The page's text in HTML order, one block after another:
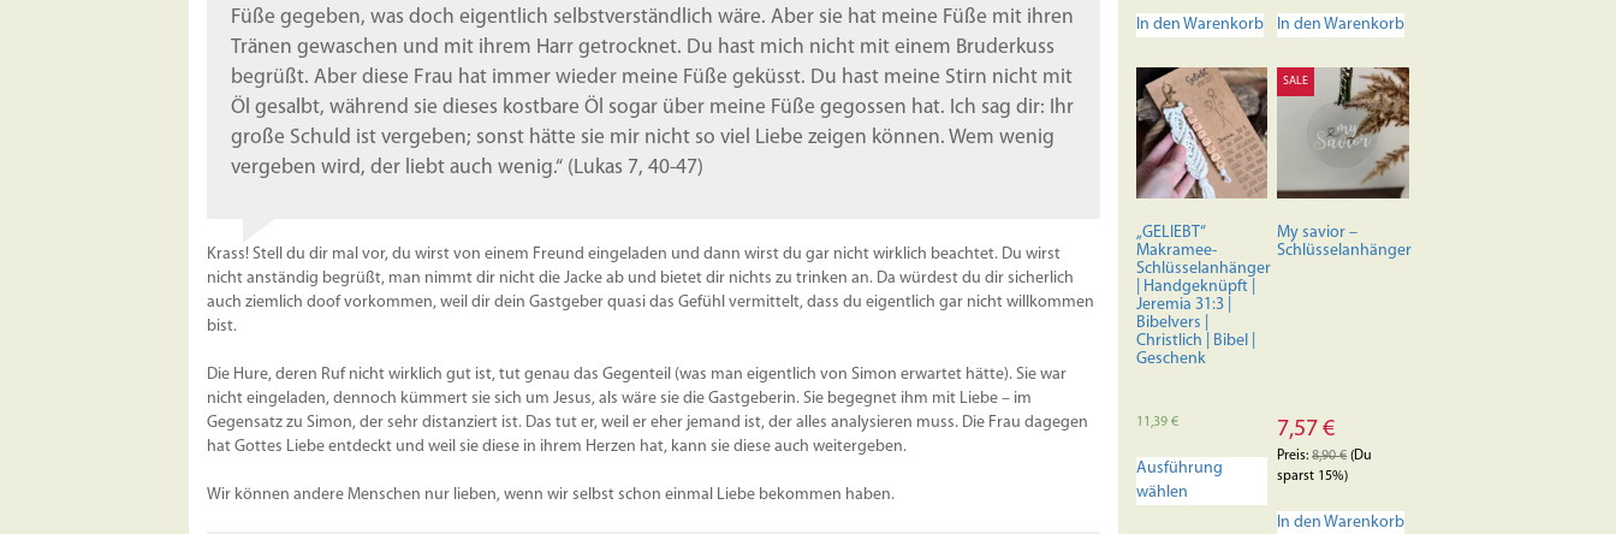
Füße gegeben, was doch eigentlich selbstverständlich wäre. Aber sie hat meine Füße mit ihren
Tränen gewaschen und mit ihrem Harr getrocknet. Du hast mich nicht mit einem Bruderkuss
begrüßt. Aber diese Frau hat immer wieder meine Füße geküsst. Du hast meine Stirn nicht mit
Öl gesalbt, während sie dieses kostbare Öl sogar über meine Füße gegossen hat. Ich sag dir: Ihr
große Schuld ist vergeben; sonst hätte sie mir nicht so viel Liebe zeigen können. Wem wenig
vergeben wird, der liebt auch wenig.“ (Lukas 7, 40-47)
Krass! Stell du dir mal vor, du wirst von einem Freund eingeladen und dann wirst du gar nicht wirklich beachtet. Du wirst
nicht anständig begrüßt, man nimmt dir nicht die Jacke ab und bietet dir nichts zu trinken an. Da würdest du dir sicherlich
auch ziemlich doof vorkommen, weil dir dein Gastgeber quasi das Gefühl vermittelt, dass du eigentlich gar nicht willkommen
bist.
Die Hure, deren Ruf nicht wirklich gut ist, tut genau das Gegenteil (was man eigentlich von Simon erwartet hätte). Sie war
nicht eingeladen, dennoch kümmert sie sich um Jesus, als wäre sie die Gastgeberin. Sie begegnet ihm mit Liebe – im
Gegensatz zu Simon, der sehr distanziert ist. Das tut er, weil er eher jemand ist, der alles analysieren muss. Die Frau dagegen
hat Gottes Liebe entdeckt und weil sie diese in ihrem Herzen hat, kann sie diese auch weitergeben.
Wir können andere Menschen nur lieben, wenn wir selbst schon einmal Liebe bekommen haben.
von 5
In den Warenkorb In den Warenkorb
„GELIEBT“
Makramee-
Schlüsselanhänger
| Handgeknüpft |
Jeremia 31:3 |
Bibelvers |
Christlich | Bibel |
Geschenk
11,39 €
Ausführung
wählen
Dieses
Produkt
mehrere
SALE
My savior –
Schlüsselanhänger
7,57€
Preis:8,90€(Du
sparst 15%)
In den Warenkorb